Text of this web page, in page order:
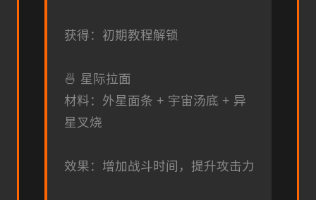
获得：初期教程解锁
🍜 星际拉面
材料：外星面条 + 宇宙汤底 + 异
星叉烧
效果：增加战斗时间，提升攻击力